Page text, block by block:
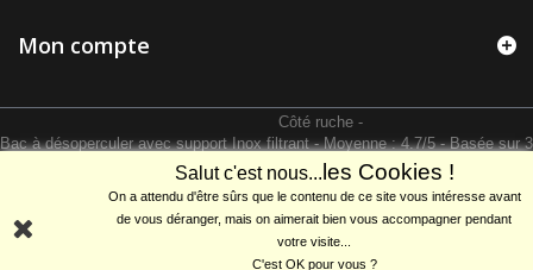
Mon compte
Côté ruche-
Bac à désoperculer avec support Inox filtrant- Moyenne :4.7/5- Basée sur3
avis clients
Salut c'est nous... les Cookies !
On a attendu d'être sûrs que le contenu de ce site vous intéresse avant
de vous déranger, mais on aimerait bien vous accompagner pendant
votre visite...
C'est OK pour vous ?